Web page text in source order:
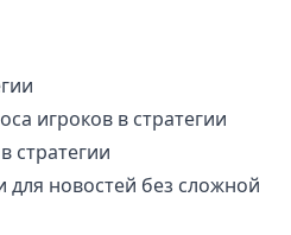
игроков в стратегии
стратегии
для новостей без сложной